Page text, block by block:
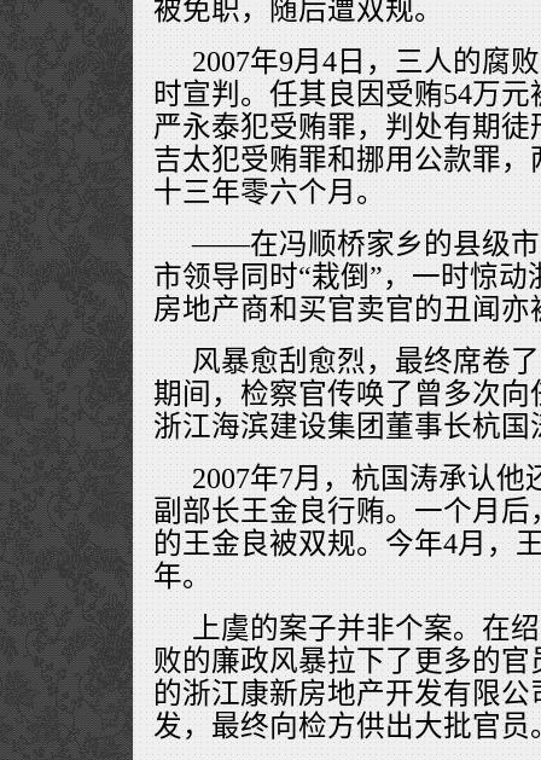
被免职，随后遭双规。
2007年9月4日，三人的腐
时宣判。任其良因受贿54万
严永泰犯受贿罪，判处有期
吉太犯受贿罪和挪用公款罪
十三年零六个月。
——在冯顺桥家乡的县级市
市领导同时“栽倒”，一时惊
房地产商和买官卖官的丑闻亦
风暴愈刮愈烈，最终席卷
期间，检察官传唤了曾多次向
浙江海滨建设集团董事长杭国
2007年7月，杭国涛承认
副部长王金良行贿。一个月
的王金良被双规。今年4月，
年。
上虞的案子并非个案。在
败的廉政风暴拉下了更多的官
的浙江康新房地产开发有限
发，最终向检方供出大批官员